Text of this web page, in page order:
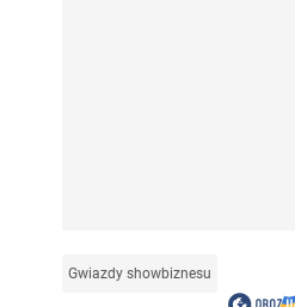
Gwiazdy showbiznesu